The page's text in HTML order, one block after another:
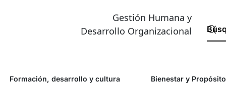
Gestión Humana y
Desarrollo Organizacional
Formación, desarrollo y cultura Bienestar y Propósito